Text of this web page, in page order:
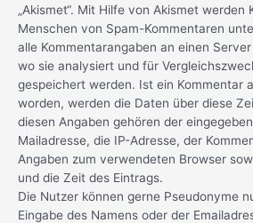
„Akismet“. Mit Hilfe von Akismet werden
Menschen von Spam-Kommentaren
alle Kommentarangaben an einen
wo sie analysiert und für
gespeichert werden. Ist ein Kommentar
worden, werden die Daten über diese
diesen Angaben gehören der
Mailadresse, die IP-Adresse, der
Angaben zum verwendeten Browser
und die Zeit des Eintrags.
Die Nutzer können gerne Pseudonyme
Eingabe des Namens oder der